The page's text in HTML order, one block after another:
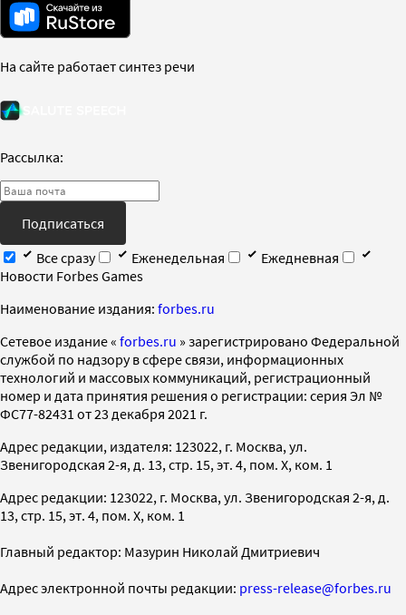
На сайте работает синтез речи
Рассылка:
Подписаться
Все сразу
Еженедельная
Ежедневная
Новости Forbes Games
Наименование издания: forbes.ru
Cетевое издание « forbes.ru » зарегистрировано Федеральной
службой по надзору в сфере связи, информационных
технологий и массовых коммуникаций, регистрационный
номер и дата принятия решения о регистрации: серия Эл №
ФС77-82431 от 23 декабря 2021 г.
Адрес редакции, издателя: 123022, г. Москва, ул.
Звенигородская 2-я, д. 13, стр. 15, эт. 4, пом. X, ком. 1
Адрес редакции: 123022, г. Москва, ул. Звенигородская 2-я, д.
13, стр. 15, эт. 4, пом. X, ком. 1
Главный редактор: Мазурин Николай Дмитриевич
Адрес электронной почты редакции: press-release@forbes.ru